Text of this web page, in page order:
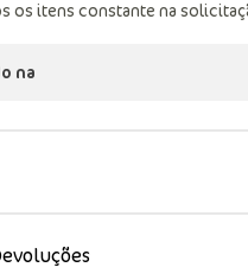
os itens constante na
na